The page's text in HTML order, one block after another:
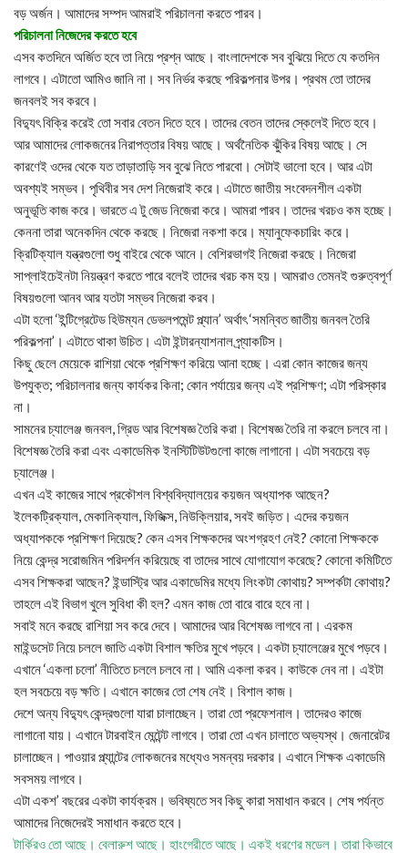
বড় অর্জন। আমাদের সম্পদ আমরাই পরিচালনা করতে পারব।
পরিচালনা নিজেদের করতে হবে
এসব কতদিনে অর্জিত হবে তা নিয়ে প্রশ্ন আছে। বাংলাদেশকে সব বুঝিয়ে দিতে যে কতদিন
লাগবে। এটাতো আমিও জানি না। সব নির্ভর করছে পরিকল্পনার উপর। প্রথম তো তাদের
জনবলই সব করবে।
বিদ্যুৎ বিক্রি করেই তো সবার বেতন দিতে হবে। তাদের বেতন তাদের স্কেলেই দিতে হবে।
আর আমাদের লোকজনের নিরাপত্তার বিষয় আছে। অর্থনৈতিক ঝুঁকির বিষয় আছে। সে
কারণেই ওদের থেকে যত তাড়াতাড়ি সব বুঝে নিতে পারবো। সেটাই ভালো হবে। আর এটা
অবশ্যই সম্ভব। পৃথিবীর সব দেশ নিজেরাই করে। এটাতে জাতীয় সংবেদনশীল একটা
অনুভূতি কাজ করে। ভারতে এ টু জেড নিজেরা করে। আমরা পারব। তাদের খরচও কম হচ্ছে।
কেননা তারা অনেকদিন থেকে করছে। নিজেরা নকশা করে। ম্যানুফেকচারিং করে।
ক্রিটিক্যাল যন্ত্রগুলো শুধু বাইরে থেকে আনে। বেশিরভাগই নিজেরা করছে। নিজেরা
সাপ্লাইচেইনটা নিয়ন্ত্রণ করতে পারে বলেই তাদের খরচ কম হয়। আমরাও তেমনই গুরুত্বপূর্ণ
বিষয়গুলো আনব আর যতটা সম্ভব নিজেরা করব।
এটা হলো ‘ইন্টিগ্রেটেড হিউম্যন ডেভলপমেন্ট প্ল্যান’ অর্থাৎ ‘সমন্বিত জাতীয় জনবল তৈরি
পরিকল্পনা’। এটাতে থাকা উচিত। এটা ইন্টারন্যাশনাল প্র্যাকটিস।
কিছু ছেলে মেয়েকে রাশিয়া থেকে প্রশিক্ষণ করিয়ে আনা হচ্ছে। এরা কোন কাজের জন্য
উপযুক্ত; পরিচালনার জন্য কার্যকর কিনা; কোন পর্যায়ের জন্য এই প্রশিক্ষণ; এটা পরিস্কার
না।
সামনের চ্যালেঞ্জ জনবল, গ্রিড আর বিশেষজ্ঞ তৈরি করা। বিশেষজ্ঞ তৈরি না করলে চলবে না।
বিশেষজ্ঞ তৈরি করা এবং একাডেমিক ইনস্টিটিউটগুলো কাজে লাগানো। এটা সবচেয়ে বড়
চ্যালেঞ্জ।
এখন এই কাজের সাথে প্রকৌশল বিশ্ববিদ্যালয়ের কয়জন অধ্যাপক আছেন?
ইলেকট্রিক্যাল, মেকানিক্যাল, ফিজিক্স, নিউক্লিয়ার, সবই জড়িত। এদের কয়জন
অধ্যাপককে প্রশিক্ষণ দিয়েছে? কেন এসব শিক্ষকদের অংশগ্রহণ নেই? কোনো শিক্ষককে
নিয়ে কেন্দ্র সরোজমিন পরিদর্শন করিয়েছে বা তাদের সাথে যোগাযোগ করেছে? কোনো কমিটিতে
এসব শিক্ষকরা আছেন? ইন্ডাস্ট্রি আর একাডেমির মধ্যে লিংকটা কোথায়? সম্পর্কটা কোথায়?
তাহলে এই বিভাগ খুলে সুবিধা কী হল? এমন কাজ তো বারে বারে হবে না।
সবাই মনে করছে রাশিয়া সব করে দেবে। আমাদের আর বিশেষজ্ঞ লাগবে না। এরকম
মাইন্ডসেট নিয়ে চললে জাতি একটা বিশাল ক্ষতির মুখে পড়বে। একটা চ্যালেঞ্জের মুখে পড়বে।
এখানে ‘একলা চলো’ নীতিতে চললে চলবে না। আমি একলা করব। কাউকে নেব না। এইটা
হল সবচেয়ে বড় ক্ষতি। এখানে কাজের তো শেষ নেই। বিশাল কাজ।
দেশে অন্য বিদ্যুৎ কেন্দ্রগুলো যারা চালাচ্ছেন। তারা তো প্রফেশনাল। তাদেরও কাজে
লাগানো যায়। এখানে টারবাইন মেন্টেন্ট লাগবে। তারা তো এখন চালাতে অভ্যস্থ। জেনারেটর
চালাচ্ছেন। পাওয়ার প্ল্যান্টের লোকজনের মধ্যেও সমন্বয় দরকার। এখানে শিক্ষক একাডেমি
সবসময় লাগবে।
এটা একশ’ বছরের একটা কার্যক্রম। ভবিষ্যতে সব কিছু কারা সমাধান করবে। শেষ পর্যন্ত
আমাদের নিজেদেরই সমাধান করতে হবে।
টার্কিরও তো আছে। বেলারুশ আছে। হাংগেরীতে আছে। একই ধরণের মডেল। তারা কিভাবে